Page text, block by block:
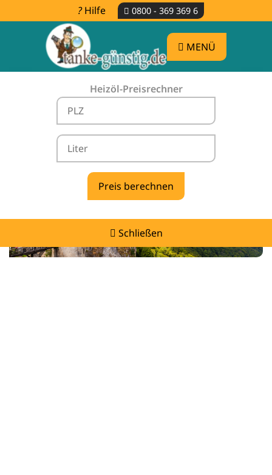
Hilfe 0800 - 369 369 6
MENÜ
Heizöl-Preisrechner
Schließen
Heizölpreise Hohenstein -
vergleichen & günstig tanken